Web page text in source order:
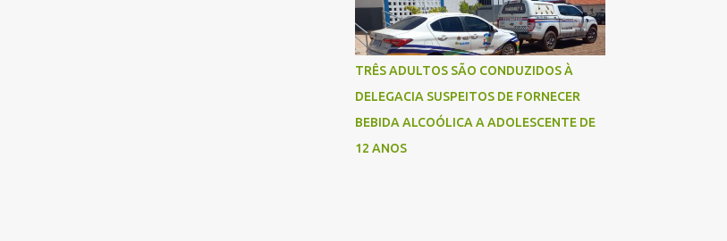
TRÊS ADULTOS SÃO CONDUZIDOS À
DELEGACIA SUSPEITOS DE FORNECER
BEBIDA ALCOÓLICA A ADOLESCENTE DE
12 ANOS